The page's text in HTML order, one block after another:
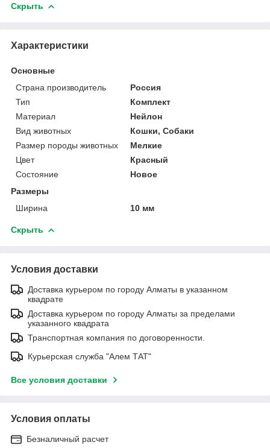
Скрыть
Характеристики
Основные
Страна производитель
Россия
Тип
Комплект
Материал
Нейлон
Вид животных
Кошки, Собаки
Размер породы животных
Мелкие
Цвет
Красный
Состояние
Новое
Размеры
Ширина
10 мм
Скрыть
Условия доставки
Доставка курьером по городу Алматы в указанном
квадрате
Доставка курьером по городу Алматы за пределами
указанного квадрата
Транспортная компания по договоренности.
Курьерская служба "Алем ТАТ"
Все условия доставки
Условия оплаты
Безналичный расчет